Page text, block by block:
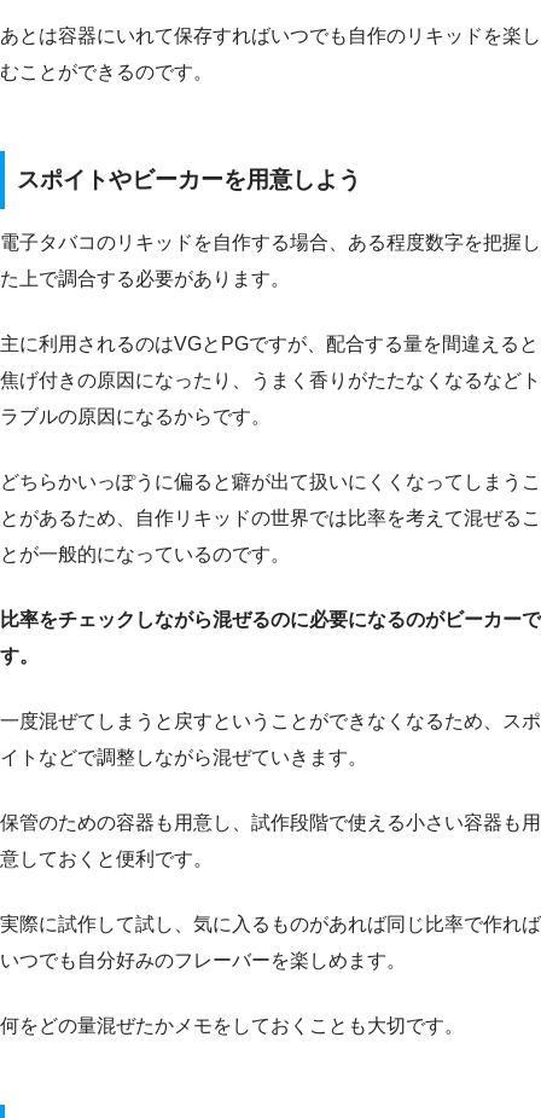
あとは容器にいれて保存すればいつでも自作のリキッドを楽し
むことができるのです。
スポイトやビーカーを用意しよう
電子タバコのリキッドを自作する場合、ある程度数字を把握し
た上で調合する必要があります。
主に利用されるのはVGとPGですが、配合する量を間違えると
焦げ付きの原因になったり、うまく香りがたたなくなるなどト
ラブルの原因になるからです。
どちらかいっぽうに偏ると癖が出て扱いにくくなってしまうこ
とがあるため、自作リキッドの世界では比率を考えて混ぜるこ
とが一般的になっているのです。
比率をチェックしながら混ぜるのに必要になるのがビーカーで
す。
一度混ぜてしまうと戻すということができなくなるため、スポ
イトなどで調整しながら混ぜていきます。
保管のための容器も用意し、試作段階で使える小さい容器も用
意しておくと便利です。
実際に試作して試し、気に入るものがあれば同じ比率で作れば
いつでも自分好みのフレーバーを楽しめます。
何をどの量混ぜたかメモをしておくことも大切です。